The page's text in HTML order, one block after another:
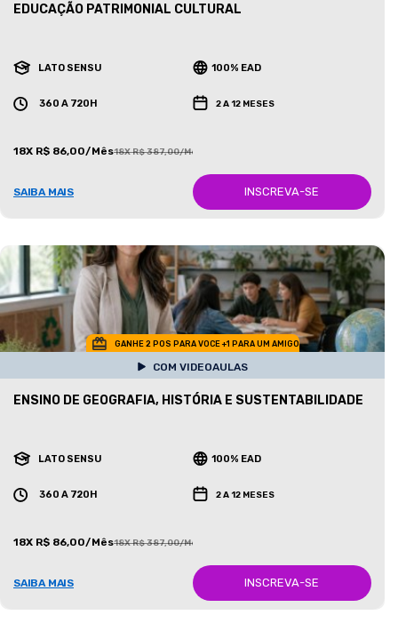
EDUCAÇÃO PATRIMONIAL CULTURAL
LATO SENSU 100% EAD
360 A 720H 2 A 12 MESES
18X R$ 86,00/Mês18X R$ 387,00/Mês
SAIBA MAIS INSCREVA-SE
GANHE 2 POS PARA VOCE +1 PARA UM AMIGO
COM VIDEOAULAS
ENSINO DE GEOGRAFIA, HISTÓRIA E SUSTENTABILIDADE
LATO SENSU 100% EAD
360 A 720H 2 A 12 MESES
18X R$ 86,00/Mês18X R$ 387,00/Mês
SAIBA MAIS INSCREVA-SE